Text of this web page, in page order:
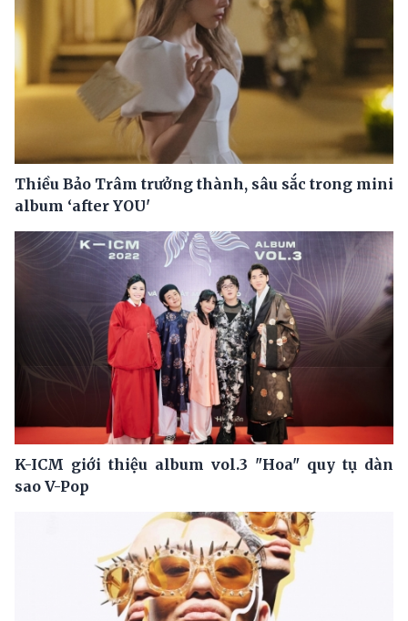
Thiều Bảo Trâm trưởng thành, sâu sắc trong mini
album ‘after YOU'
K-ICM giới thiệu album vol.3 "Hoa" quy tụ dàn
sao V-Pop